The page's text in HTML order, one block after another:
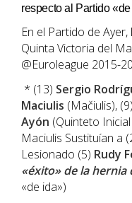
respecto al Partido
En el Partido de
Quinta Victoria del
@Euroleague 2015-
* (13) Sergio
Maciulis (Mačiulis), (9)
Ayón (Quinteto
Maciulis Sustituían a
Lesionado (5) Rudy
«éxito» de la hernia
«de ida»)